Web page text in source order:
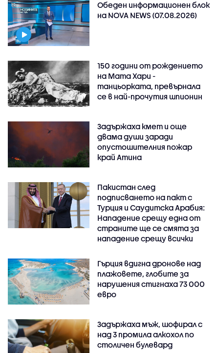
Обеден информационен блок
на NOVA NEWS (07.08.2026)
150 години от рождението
на Мата Хари -
танцьорката, превърнала
се в най-прочутия шпионин
Задържаха кмет и още
двама души заради
опустошителния пожар
край Атина
Пакистан след
подписването на пакт с
Турция и Саудитска Арабия:
Нападение срещу една от
страните ще се смята за
нападение срещу всички
Гърция вдигна дронове над
плажовете, глобите за
нарушения стигнаха 73 000
евро
Задържаха мъж, шофирал с
над 3 промила алкохол по
столичен булевард